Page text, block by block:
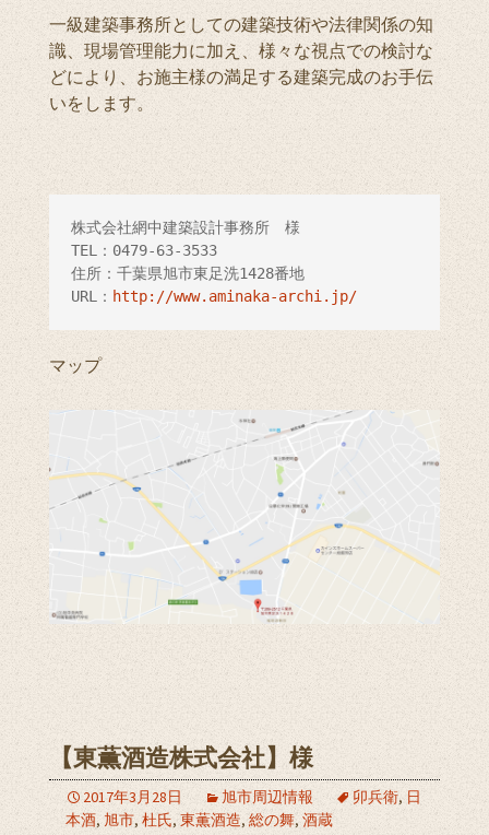
一級建築事務所としての建築技術や法律関係の知
識、現場管理能力に加え、様々な視点での検討な
どにより、お施主様の満足する建築完成のお手伝
いをします。
株式会社網中建築設計事務所　様
TEL：0479-63-3533
住所：千葉県旭市東足洗1428番地
URL： http://www.aminaka-archi.jp/
マップ
【東薫酒造株式会社】様
2017年3月28日 旭市周辺情報 卯兵衛, 日
本酒, 旭市, 杜氏, 東薫酒造, 総の舞, 酒蔵